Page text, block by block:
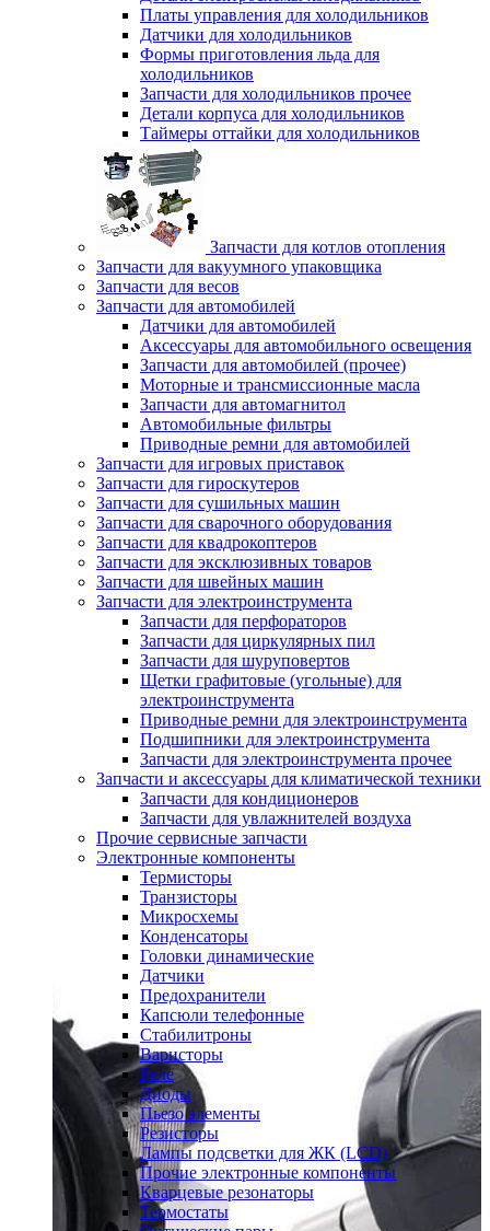
Платы управления для холодильников
Датчики для холодильников
Формы приготовления льда для
холодильников
Запчасти для холодильников прочее
Детали корпуса для холодильников
Таймеры оттайки для холодильников
Запчасти для котлов отопления
Запчасти для вакуумного упаковщика
Запчасти для весов
Запчасти для автомобилей
Датчики для автомобилей
Аксессуары для автомобильного освещения
Запчасти для автомобилей (прочее)
Моторные и трансмиссионные масла
Запчасти для автомагнитол
Автомобильные фильтры
Приводные ремни для автомобилей
Запчасти для игровых приставок
Запчасти для гироскутеров
Запчасти для сушильных машин
Запчасти для сварочного оборудования
Запчасти для квадрокоптеров
Запчасти для эксклюзивных товаров
Запчасти для швейных машин
Запчасти для электроинструмента
Запчасти для перфораторов
Запчасти для циркулярных пил
Запчасти для шуруповертов
Щетки графитовые (угольные) для
электроинструмента
Приводные ремни для электроинструмента
Подшипники для электроинструмента
Запчасти для электроинструмента прочее
Запчасти и аксессуары для климатической техники
Запчасти для кондиционеров
Запчасти для увлажнителей воздуха
Прочие сервисные запчасти
Электронные компоненты
Термисторы
Транзисторы
Микросхемы
Конденсаторы
Головки динамические
Датчики
Предохранители
Капсюли телефонные
Стабилитроны
Варисторы
Реле
Диоды
Пьезо элементы
Резисторы
Лампы подсветки для ЖК (LCD)
Прочие электронные компоненты
Кварцевые резонаторы
Термостаты